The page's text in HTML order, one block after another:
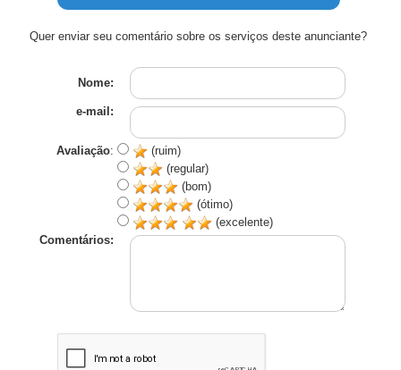
Quer enviar seu comentário sobre os serviços deste anunciante?
Nome:
e-mail:
Avaliação:
(ruim)
(regular)
(bom)
(ótimo)
(excelente)
Comentários: